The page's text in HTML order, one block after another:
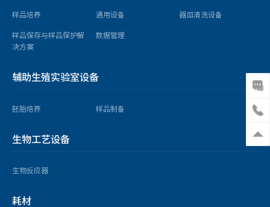
样品培养
通用设备
器皿清洗设备
样品保存与样品保护解
决方案
数据管理
辅助生殖实验室设备
胚胎培养 样品制备
生物工艺设备
生物反应器
耗材